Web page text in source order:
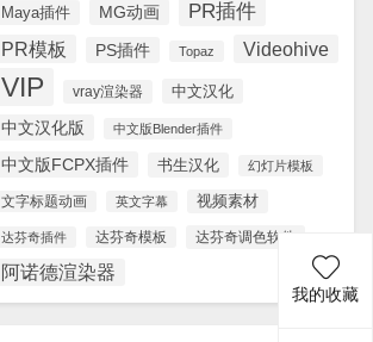
Maya插件 MG动画 PR插件
PR模板 PS插件 Topaz Videohive
VIP vray渲染器 中文汉化
中文汉化版 中文版Blender插件
中文版FCPX插件 书生汉化 幻灯片模板
文字标题动画 英文字幕 视频素材
达芬奇插件 达芬奇模板 达芬奇调色软件
阿诺德渲染器
我的收藏